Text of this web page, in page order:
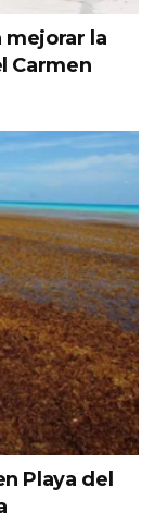
mejorar la
Carmen
Playa del